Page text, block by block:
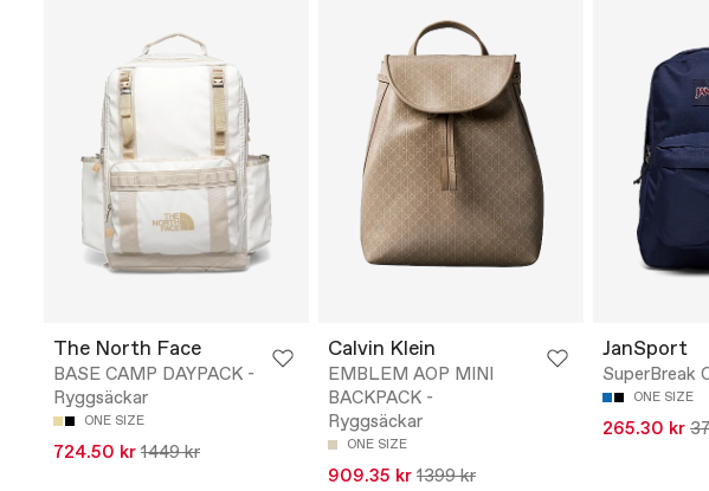
The North Face
BASE CAMP DAYPACK -
Ryggsäckar
ONE SIZE
724.50 kr 1449 kr
Calvin Klein
EMBLEM AOP MINI
BACKPACK -
Ryggsäckar
ONE SIZE
909.35 kr 1399 kr
JanSport
SuperBreak
ONE SIZE
265.30 kr